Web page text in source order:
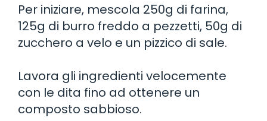
Per iniziare, mescola 250g di farina,
125g di burro freddo a pezzetti, 50g di
zucchero a velo e un pizzico di sale.
Lavora gli ingredienti velocemente
con le dita fino ad ottenere un
composto sabbioso.